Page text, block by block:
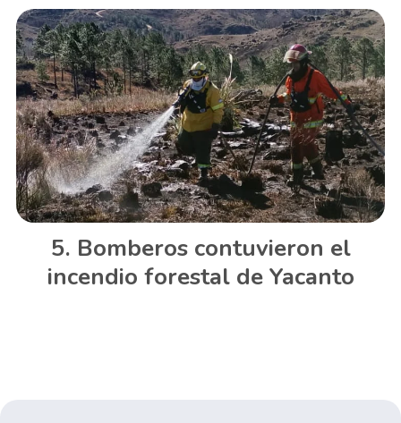
Bomberos contuvieron el
incendio forestal de Yacanto